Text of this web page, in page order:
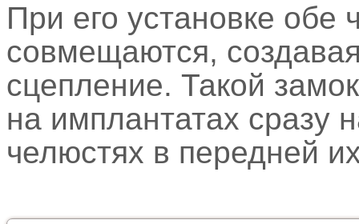
При его установке обе
совмещаются,
сцепление. Такой
на имплантатах сразу
челюстях в передней